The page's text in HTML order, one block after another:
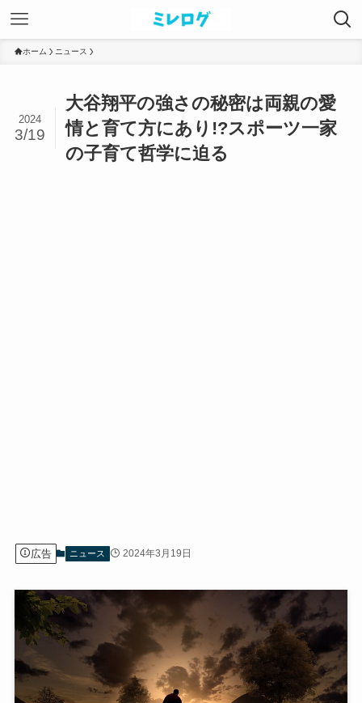
ホーム ニュース
大谷翔平の強さの秘密は両親の愛
情と育て方にあり!?スポーツ一家
の子育て哲学に迫る
2024
3/19
広告 ニュース 2024年3月19日